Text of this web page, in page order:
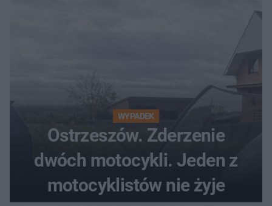
WYPADEK
Ostrzeszów. Zderzenie
dwóch motocykli. Jeden z
motocyklistów nie żyje